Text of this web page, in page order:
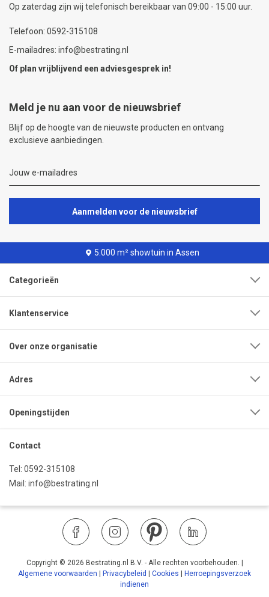
Op zaterdag zijn wij telefonisch bereikbaar van 09:00 - 15:00 uur.
Telefoon: 0592-315108
E-mailadres: info@bestrating.nl
Of plan vrijblijvend een adviesgesprek in!
Meld je nu aan voor de nieuwsbrief
Blijf op de hoogte van de nieuwste producten en ontvang
exclusieve aanbiedingen.
Aanmelden voor de nieuwsbrief
5.000 m² showtuin in Assen
Categorieën
Klantenservice
Over onze organisatie
Adres
Openingstijden
Contact
Tel: 0592-315108
Mail: info@bestrating.nl
Copyright © 2026 Bestrating.nl B.V. - Alle rechten voorbehouden.
Algemene voorwaarden
Privacybeleid Cookies
Herroepingsverzoek
indienen